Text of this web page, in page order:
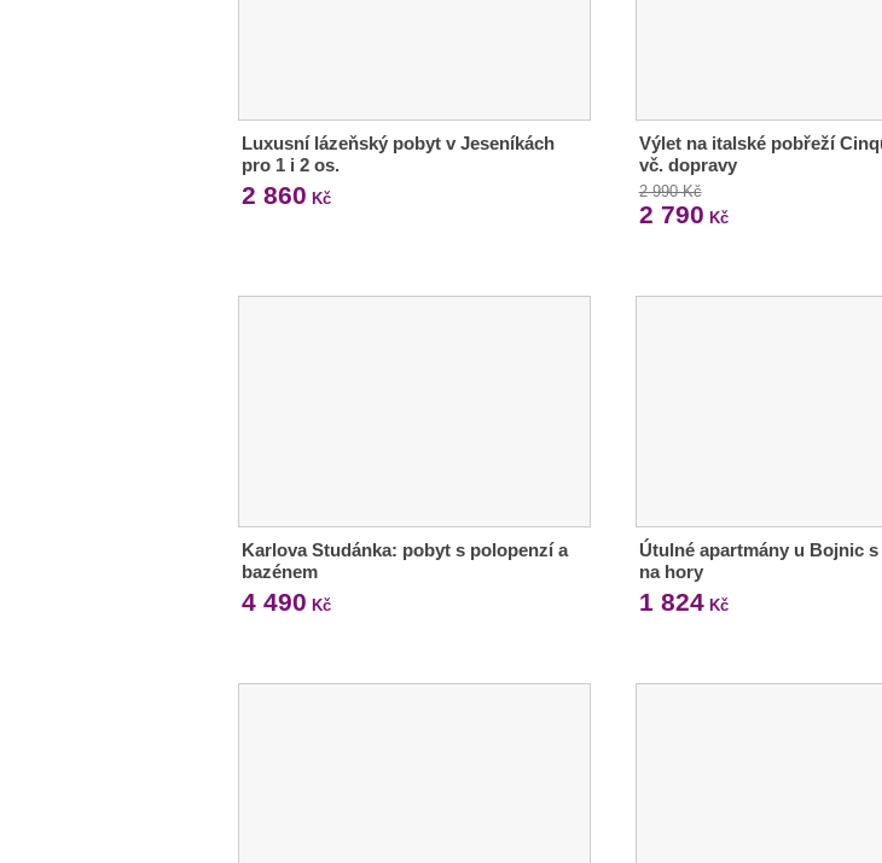
Luxusní lázeňský pobyt v Jeseníkách
pro 1 i 2 os.
2 860 Kč
Výlet na italské pobřeží
vč. dopravy
2 990 Kč
2 790 Kč
Karlova Studánka: pobyt s polopenzí a
bazénem
4 490 Kč
Útulné apartmány u Bojnic
na hory
1 824Kč